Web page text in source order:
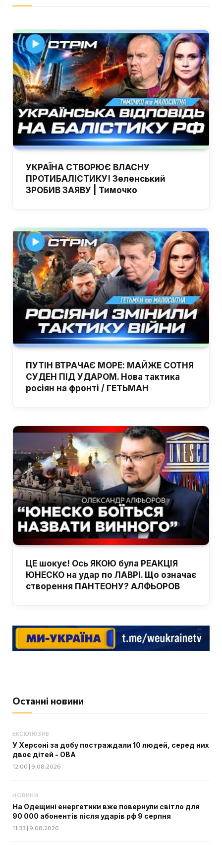
УКРАЇНА СТВОРЮЄ ВЛАСНУ
ПРОТИБАЛІСТИКУ! Зеленський
ЗРОБИВ ЗАЯВУ | Тимочко
ПУТІН ВТРАЧАЄ МОРЕ: МАЙЖЕ СОТНЯ
СУДЕН ПІД УДАРОМ. Нова тактика
росіян на фронті / ГЕТЬМАН
ЦЕ шокує! Ось ЯКОЮ була РЕАКЦІЯ
ЮНЕСКО на удар по ЛАВРІ. Що означає
створення ПАНТЕОНУ? АЛФЬОРОВ
Останні новини
ЕКСКЛЮЗИВ
У Херсоні за добу постраждали 10 людей, серед них
двоє дітей - ОВА
12:00 | 9.08.2026
НОВИНИ
На Одещині енергетики вже повернули світло для
90 000 абонентів після ударів рф 9 серпня
11:33 | 9.08.2026